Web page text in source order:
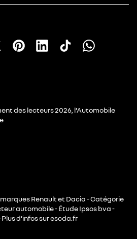
des lecteurs 2026, l’Automobile
Renault et Dacia - Catégorie
automobile - Étude Ipsos bva -
Plus d’infos sur escda.fr